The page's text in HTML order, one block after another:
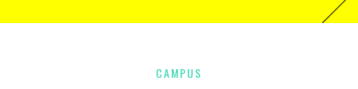
CAMPUS